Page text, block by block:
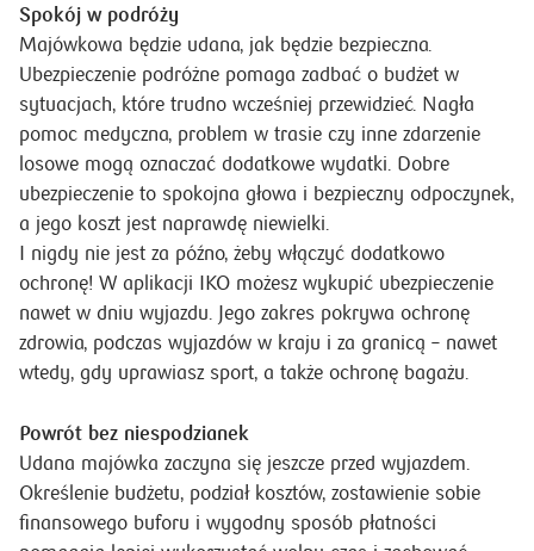
Spokój w podróży
Majówkowa będzie udana, jak będzie bezpieczna.
Ubezpieczenie podróżne pomaga zadbać o budżet w
sytuacjach, które trudno wcześniej przewidzieć. Nagła
pomoc medyczna, problem w trasie czy inne zdarzenie
losowe mogą oznaczać dodatkowe wydatki. Dobre
ubezpieczenie to spokojna głowa i bezpieczny odpoczynek,
a jego koszt jest naprawdę niewielki.
I nigdy nie jest za późno, żeby włączyć dodatkowo
ochronę! W aplikacji IKO możesz wykupić ubezpieczenie
nawet w dniu wyjazdu. Jego zakres pokrywa ochronę
zdrowia, podczas wyjazdów w kraju i za granicą – nawet
wtedy, gdy uprawiasz sport, a także ochronę bagażu.
Powrót bez niespodzianek
Udana majówka zaczyna się jeszcze przed wyjazdem.
Określenie budżetu, podział kosztów, zostawienie sobie
finansowego buforu i wygodny sposób płatności